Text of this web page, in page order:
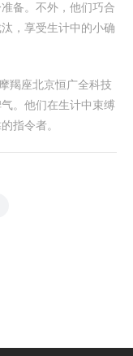
备。不外，他们巧合
，享受生计中的小确
羯座北京恒广全科技
。他们在生计中束缚
指令者。